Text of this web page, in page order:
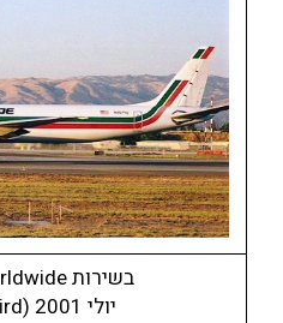
בשירות Emery Worldwide, ש"ת סן חוזה,
יולי 2001 (Photo:Jason Whitebird)